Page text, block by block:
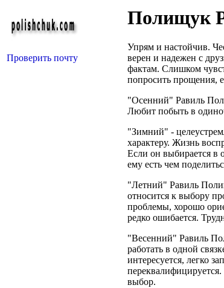
Проверить почту
Полищук
Упрям и настойчив.
верен и надежен с
фактам. Слишком
попросить прощения,
"Осенний" Равиль
Любит побыть в
"Зимний" -
характеру. Жизнь
Если он выбирается в
ему есть чем
"Летний" Равиль
относится к выбору
проблемы, хорошо
редко ошибается.
"Весенний" Равиль
работать в одной
интересуется, легко
выбор.